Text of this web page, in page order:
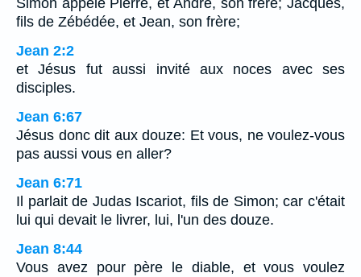
Simon appelé Pierre, et André, son frère; Jacques,
fils de Zébédée, et Jean, son frère;
Jean 2:2
et Jésus fut aussi invité aux noces avec ses
disciples.
Jean 6:67
Jésus donc dit aux douze: Et vous, ne voulez-vous
pas aussi vous en aller?
Jean 6:71
Il parlait de Judas Iscariot, fils de Simon; car c'était
lui qui devait le livrer, lui, l'un des douze.
Jean 8:44
Vous avez pour père le diable, et vous voulez